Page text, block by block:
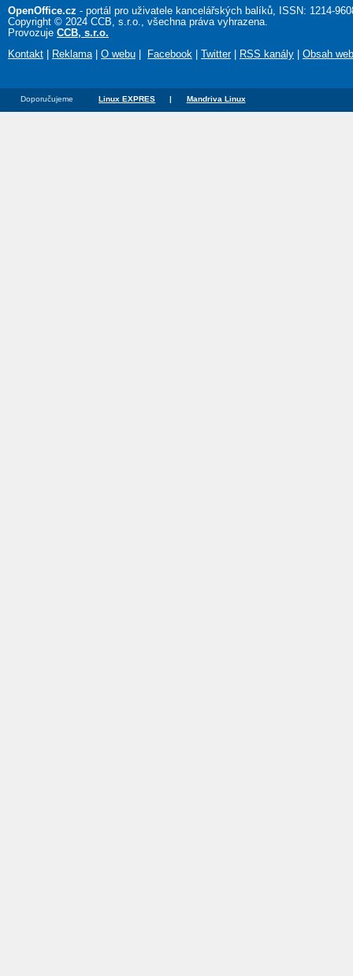
OpenOffice.cz - portál pro uživatele kancelářských balíků, ISSN: 1214-
Copyright © 2024 CCB, s.r.o., všechna práva vyhrazena.
Provozuje CCB, s.r.o.
Kontakt
Reklama| O webu Facebook Twitter| RSS kanály Obsah
Doporučujeme Linux EXPRES Mandriva Linux